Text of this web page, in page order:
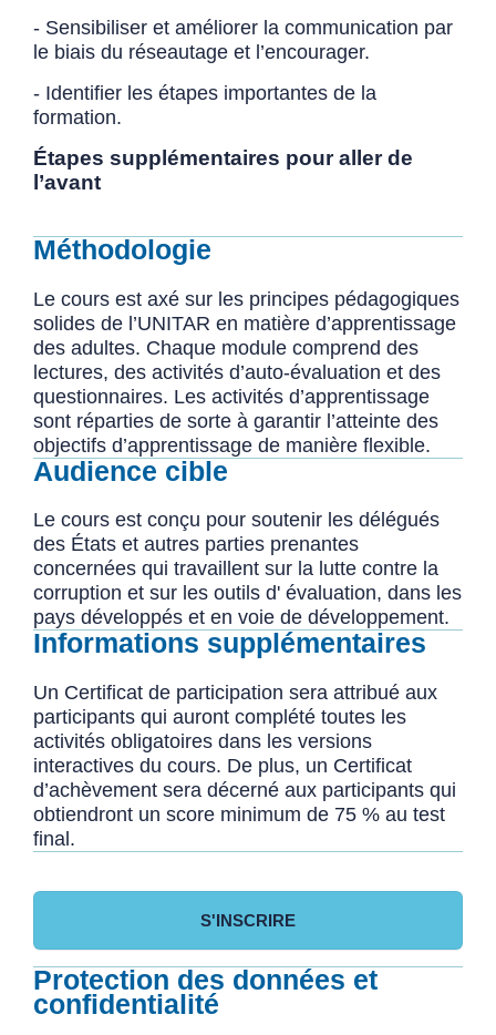
- Sensibiliser et améliorer la communication par
le biais du réseautage et l’encourager.
- Identifier les étapes importantes de la
formation.
Étapes supplémentaires pour aller de
l’avant
Méthodologie
Le cours est axé sur les principes pédagogiques
solides de l’UNITAR en matière d’apprentissage
des adultes. Chaque module comprend des
lectures, des activités d’auto-évaluation et des
questionnaires. Les activités d’apprentissage
sont réparties de sorte à garantir l’atteinte des
objectifs d’apprentissage de manière flexible.
Audience cible
Le cours est conçu pour soutenir les délégués
des États et autres parties prenantes
concernées qui travaillent sur la lutte contre la
corruption et sur les outils d' évaluation, dans les
pays développés et en voie de développement.
Informations supplémentaires
Un Certificat de participation sera attribué aux
participants qui auront complété toutes les
activités obligatoires dans les versions
interactives du cours. De plus, un Certificat
d’achèvement sera décerné aux participants qui
obtiendront un score minimum de 75 % au test
final.
S'INSCRIRE
Protection des données et
confidentialité